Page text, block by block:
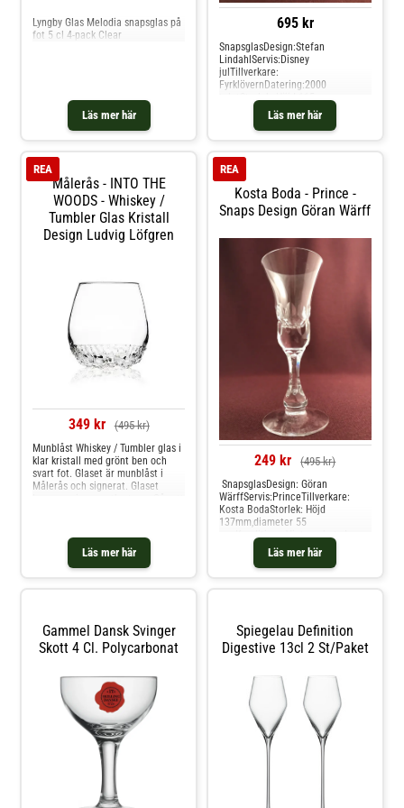
Läs mer här
Lyngby Glas Melodia snapsglas på
fot 5 cl 4-pack Clear
695 kr
Läs mer här
SnapsglasDesign:Stefan
LindahlServis:Disney
julTillverkare:
FyrklövernDatering:2000
mm,diameter 50 mm
Målerås - INTO THE
WOODS - Whiskey /
Tumbler Glas Kristall
Design Ludvig Löfgren
REA
349 kr (495 kr)
Läs mer här
Munblåst Whiskey / Tumbler glas i
klar kristall med grönt ben och
svart fot. Glaset är munblåst i
Målerås och signerat. Glaset
WOODSTillverkare:
MåleråsDatering: Nyskick i
presentkartongStorlek: Höjd 90
Kosta Boda - Prince -
Snaps Design Göran Wärff
REA
249 kr (495 kr)
Läs mer här
SnapsglasDesign: Göran
WärffServis:PrinceTillverkare:
Kosta BodaStorlek: Höjd
137mm,diameter 55
mmKondition: Vintage betyder
äldre fin kvalitet eller årgång, och
används för alla våra produkter
som inte är Nya/oanvända direkt
Gammel Dansk Svinger
Skott 4 Cl. Polycarbonat
Spiegelau Definition
Digestive 13cl 2 St/paket